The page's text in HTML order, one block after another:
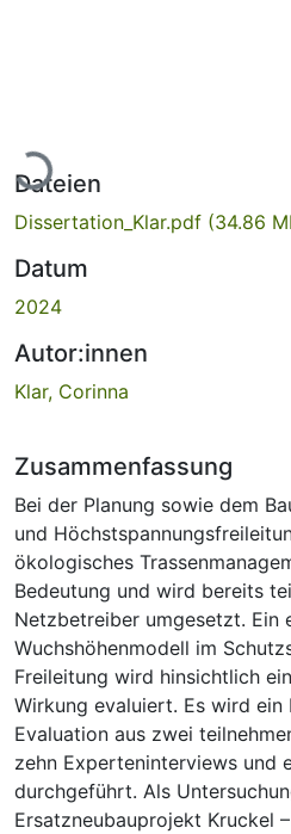
Lade...
Dateien
Dissertation_Klar.pdf (34.86
Datum
2024
Autor:innen
Klar, Corinna
Zusammenfassung
Bei der Planung sowie dem
und
ökologisches
Bedeutung und wird bereits
Netzbetreiber umgesetzt. Ein
Wuchshöhenmodell im
Freileitung wird hinsichtlich
Wirkung evaluiert. Es wird
Evaluation aus zwei
zehn Experteninterviews und
durchgeführt. Als
Ersatzneubauprojekt Kruckel